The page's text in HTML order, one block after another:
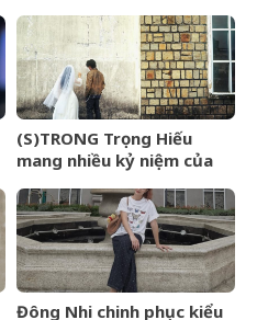
kịch bản phi lý
(S)TRONG Trọng Hiếu
mang nhiều kỷ niệm của
vẫn yêu em) đến giây cuối
cùng
Đông Nhi chinh phục kiểu